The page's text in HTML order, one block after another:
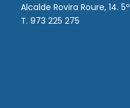
Alcalde Rovira Roure, 14. 5º
T. 973 225 275